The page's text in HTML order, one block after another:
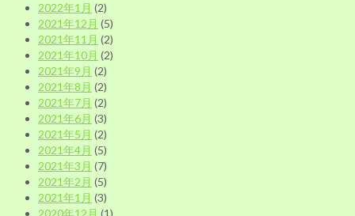
2022年1月 (2)
2021年12月 (5)
2021年11月 (2)
2021年10月 (2)
2021年9月 (2)
2021年8月 (2)
2021年7月 (2)
2021年6月 (3)
2021年5月 (2)
2021年4月 (5)
2021年3月 (7)
2021年2月 (5)
2021年1月 (3)